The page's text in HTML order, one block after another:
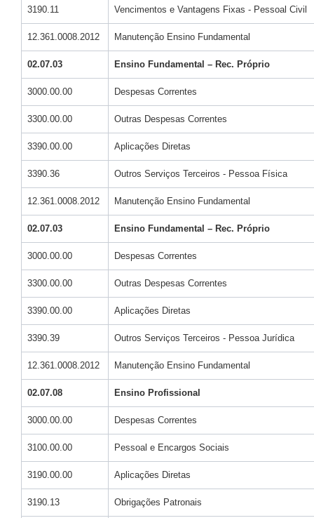
3190.11 Vencimentos e Vantagens Fixas - Pessoal Civil
12.361.0008.2012 Manutenção Ensino Fundamental
02.07.03 Ensino Fundamental – Rec. Próprio
3000.00.00 Despesas Correntes
3300.00.00 Outras Despesas Correntes
3390.00.00 Aplicações Diretas
3390.36 Outros Serviços Terceiros - Pessoa Física
12.361.0008.2012 Manutenção Ensino Fundamental
02.07.03 Ensino Fundamental – Rec. Próprio
3000.00.00 Despesas Correntes
3300.00.00 Outras Despesas Correntes
3390.00.00 Aplicações Diretas
3390.39 Outros Serviços Terceiros - Pessoa Jurídica
12.361.0008.2012 Manutenção Ensino Fundamental
02.07.08 Ensino Profissional
3000.00.00 Despesas Correntes
3100.00.00 Pessoal e Encargos Sociais
3190.00.00 Aplicações Diretas
3190.13 Obrigações Patronais